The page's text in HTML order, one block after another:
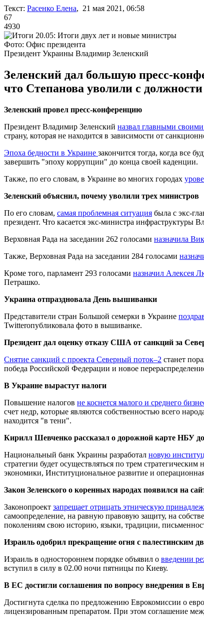
Текст: Расенко Елена, 21 мая 2021, 06:58
67
4930
Фото: Офис президента
Президент Украины Владимир Зеленский
Зеленский дал большую пресс-
что Степанова уволили с
Зеленский провел пресс-конференцию
Президент Владимир Зеленский назвал главными
страну, которая не находится в зависимости от
Эпоха бедности в Украине закончится тогда, когда все
завершить "эпоху коррупции" до конца своей каденции.
Также, по его словам, в Украине во многих городах
Зеленский объяснил, почему уволили трех министров
По его словам, самая проблемная ситуация была с экс-
президент. Что касается экс-министра инфраструктуры
Верховная Рада на заседании 262 голосами назначила
Также, Верховная Рада на заседании 284 голосами
Кроме того, парламент 293 голосами назначил Алексея
Петрашко.
Украина отпраздновала День вышиванки
Представители стран Большой семерки в Украине
Twitterопубликовала фото в вышиванке.
Президент дал оценку отказу США от санкций за
Снятие санкций с проекта Северный поток–2 станет
победа Российской Федерации и новое
В Украине вырастут налоги
Повышение налогов не коснется малого и среднего
счет недр, которые являются собственностью всего
находится "в тени".
Кирилл Шевченко рассказал о дорожной карте НБУ до
Национальный банк Украины разработал новую
стратегии будет осуществляться по трем
экономики, Институциональное развитие и
Закон Зеленского о коренных народах появился на
Законопроект запрещает отрицать этническую
самоопределение, на равную правовую защиту, на
поколениям свою историю, языки, традиции,
Израиль одобрил прекращение огня с
Израиль в одностороннем порядке объявил о введении
вступил в силу в 02.00 ночи пятницы по Киеву.
В ЕС достигли соглашения по вопросу внедрения в
Достигнута сделка по предложению Еврокомиссии о
лицензированным препаратом. При этом соглашение